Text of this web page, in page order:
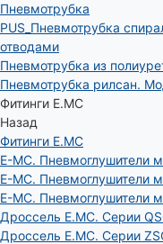
Пневмотрубка
PUS_Пневмотрубка
отводами
Пневмотрубка из
Пневмотрубка рилсан.
Фитинги E.MC
Назад
Фитинги E.MC
E-MC. Пневмоглушители
E-MC. Пневмоглушители
E-MC. Пневмоглушители
Дроссель E.MC. Серии
Дроссель E.MC. Серии